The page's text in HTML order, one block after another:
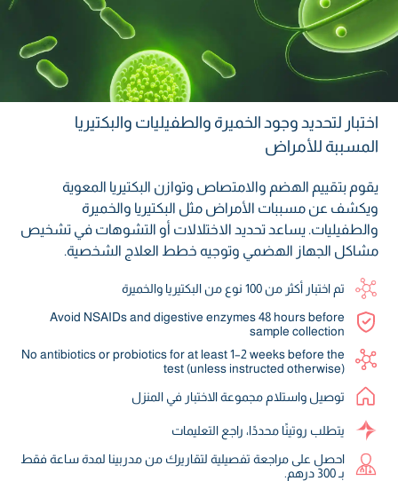
اختبار لتحديد وجود الخميرة والطفيليات والبكتيريا
المسببة للأمراض
يقوم بتقييم الهضم والامتصاص وتوازن البكتيريا المعوية
ويكشف عن مسببات الأمراض مثل البكتيريا والخميرة
والطفيليات. يساعد تحديد الاختلالات أو التشوهات في تشخيص
مشاكل الجهاز الهضمي وتوجيه خطط العلاج الشخصية.
تم اختبار أكثر من 100 نوع من البكتيريا والخميرة
Avoid NSAIDs and digestive enzymes 48 hours before
sample collection
No antibiotics or probiotics for at least 1–2 weeks before the
test (unless instructed otherwise)
توصيل واستلام مجموعة الاختبار في المنزل
يتطلب روتينًا محددًا، راجع التعليمات
احصل على مراجعة تفصيلية لتقاريرك من مدربينا لمدة ساعة فقط
بـ 300 درهم.